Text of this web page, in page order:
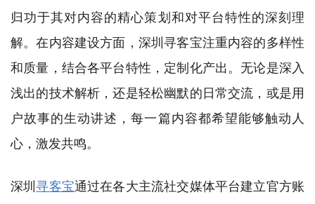
归功于其对内容的精心策划和对平台特性的深刻理
解。在内容建设方面，深圳寻客宝注重内容的多样性
和质量，结合各平台特性，定制化产出。无论是深入
浅出的技术解析，还是轻松幽默的日常交流，或是用
户故事的生动讲述，每一篇内容都希望能够触动人
心，激发共鸣。
深圳寻客宝通过在各大主流社交媒体平台建立官方账